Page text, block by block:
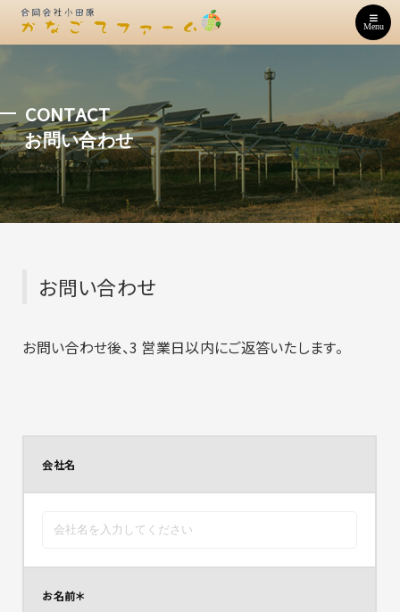
Menu
お問い合わせ
CONTACT
お問い合わせ
お問い合わせ後、3 営業日以内にご返答いたします。
会社名
お名前＊